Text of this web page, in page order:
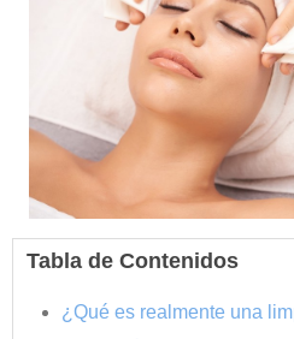
Tabla de Contenidos
¿Qué es realmente una